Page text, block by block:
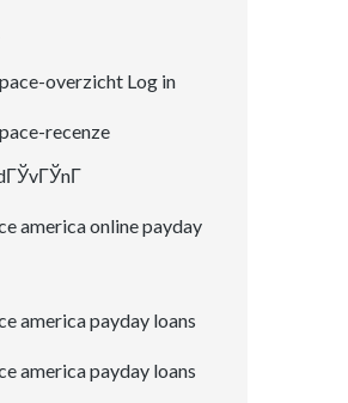
overzicht Log in
recenze
america online payday
america payday loans
america payday loans